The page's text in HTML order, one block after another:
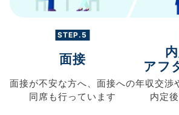
STEP.5
面接
面接が不安な方へ、 面接への
同席も行っています
アフ
年収交渉
内定